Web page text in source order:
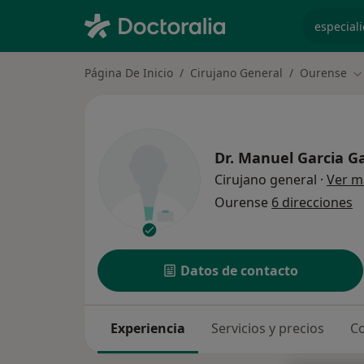
Página De Inicio Cirujano General Ourense
Dr. Manuel Garcia
Cirujano general · Ver
Ourense 6 direcciones
Datos de contacto
Experiencia Servicios y precios